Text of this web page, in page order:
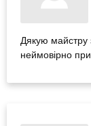
Дякую майстру
неймовірно